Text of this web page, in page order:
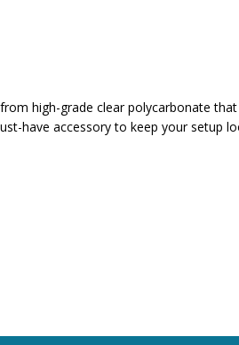
high-grade clear polycarbonate
have accessory to keep your setup